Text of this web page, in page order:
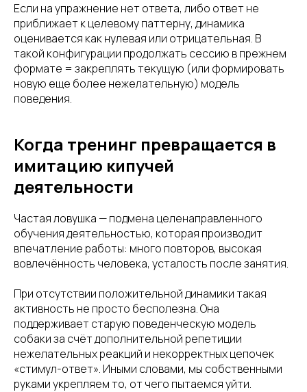
Если на упражнение нет ответа, либо ответ не
приближает к целевому паттерну, динамика
оценивается как нулевая или отрицательная. В
такой конфигурации продолжать сессию в прежнем
формате = закреплять текущую (или формировать
новую еще более нежелательную) модель
поведения.
Когда тренинг превращается в
имитацию кипучей
деятельности
Частая ловушка — подмена целенаправленного
обучения деятельностью, которая производит
впечатление работы: много повторов, высокая
вовлечённость человека, усталость после занятия.
При отсутствии положительной динамики такая
активность не просто бесполезна. Она
поддерживает старую поведенческую модель
собаки за счёт дополнительной репетиции
нежелательных реакций и некорректных цепочек
«стимул-ответ». Иными словами, мы собственными
руками укрепляем то, от чего пытаемся уйти.